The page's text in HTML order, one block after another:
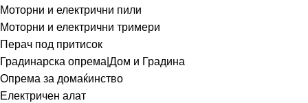
Моторни и електрични пили
Моторни и електрични тримери
Перач под притисок
Градинарска опрема|Дом и Градина
Опрема за домаќинство
Електричен алат